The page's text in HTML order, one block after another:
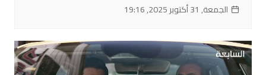
الجمعة, 31 أكتوبر 2025, 19:16